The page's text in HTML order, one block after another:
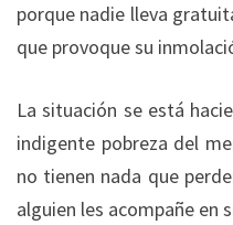
porque nadie lleva
que provoque su
La situación se está
indigente pobreza del
no tienen nada que
alguien les acompañe en